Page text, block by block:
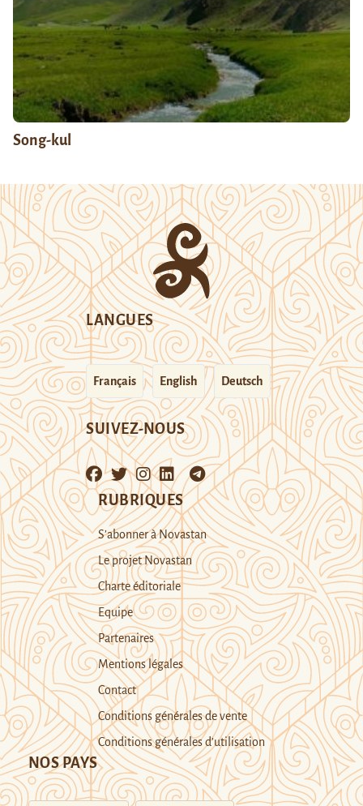
Song-kul
LANGUES
Français English Deutsch
SUIVEZ-NOUS
RUBRIQUES
S’abonner à Novastan
Le projet Novastan
Charte éditoriale
Equipe
Partenaires
Mentions légales
Contact
Conditions générales de vente
Conditions générales d’utilisation
NOS PAYS